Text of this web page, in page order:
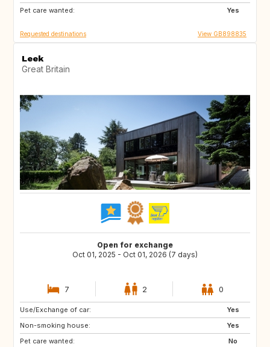
Pet care wanted:
Yes
CA
Requested destinations View GB898835
Leek
Great Britain
Open for exchange
Oct 01, 2025 - Oct 01, 2026 (7 days)
7 2 0
Use/Exchange of car:
Yes
Non-smoking house:
Yes
Pet care wanted:
No
DE